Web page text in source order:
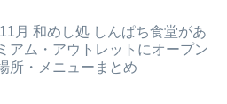
月 和めし処 しんぱち食堂があ
アム・アウトレットにオープン
所・メニューまとめ